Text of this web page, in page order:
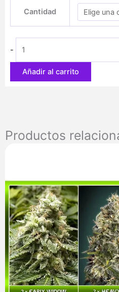
precios:
desde
18,10 €
Cantidad
-
York
City
cantidad
Añadir al carrito
Productos